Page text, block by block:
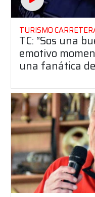
TURISMO
TC: “Sos una
emotivo
una fanática